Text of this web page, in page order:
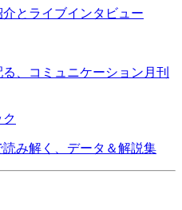
とライブインタビュー
、コミュニケーション月刊
み解く、データ＆解説集